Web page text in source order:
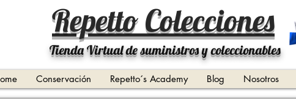
Repetto Colecciones
Tienda Virtual de suministros y coleccionables
Conservación Repetto´s Academy Blog Nosotros